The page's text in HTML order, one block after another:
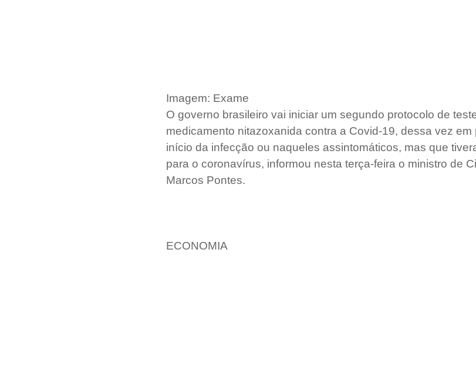
Imagem: Exame
O governo brasileiro vai iniciar um segundo protocolo de
medicamento nitazoxanida contra a Covid-19, dessa vez
início da infecção ou naqueles assintomáticos, mas que
para o coronavírus, informou nesta terça-feira o ministro de
Marcos Pontes.
ECONOMIA